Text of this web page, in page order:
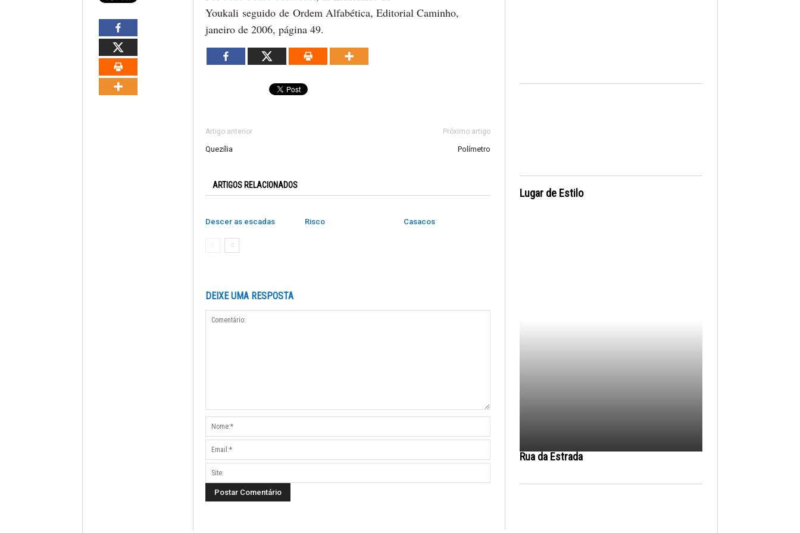
Youkali seguido de Ordem Alfabética, Editorial Caminho,
janeiro de 2006, página 49.
Artigo anterior
Quezília
Próximo artigo
Polímetro
ARTIGOS RELACIONADOS
Descer as escadas Risco Casacos
DEIXE UMA RESPOSTA
Lugar de Estilo
Rua da Estrada